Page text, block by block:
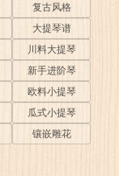
复古风格
大提琴谱
川料大提琴
新手进阶琴
欧料小提琴
瓜式小提琴
镶嵌雕花